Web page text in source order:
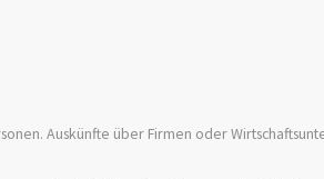
Auskünfte über Firmen oder